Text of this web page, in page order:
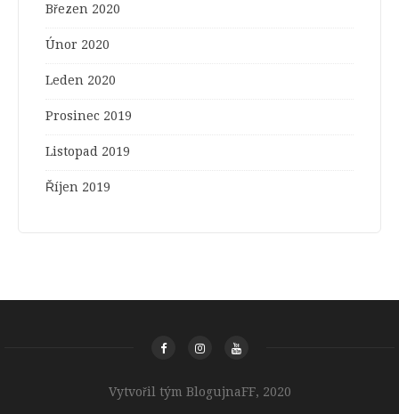
Březen 2020
Únor 2020
Leden 2020
Prosinec 2019
Listopad 2019
Říjen 2019
Vytvořil tým BlogujnaFF, 2020